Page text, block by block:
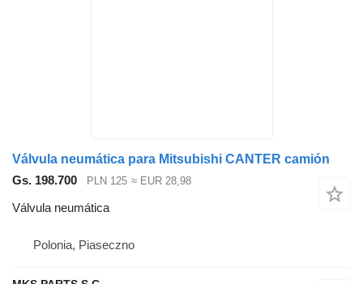
Válvula neumática para Mitsubishi CANTER camión
Gs. 198.700
PLN 125 ≈ EUR 28,98
Válvula neumática
Polonia, Piaseczno